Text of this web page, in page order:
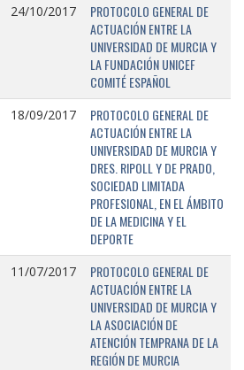
24/10/2017
PROTOCOLO GENERAL DE
ACTUACIÓN ENTRE LA
UNIVERSIDAD DE MURCIA Y
LA FUNDACIÓN UNICEF
COMITÉ ESPAÑOL
18/09/2017
PROTOCOLO GENERAL DE
ACTUACIÓN ENTRE LA
UNIVERSIDAD DE MURCIA Y
DRES. RIPOLL Y DE PRADO,
SOCIEDAD LIMITADA
PROFESIONAL, EN EL ÁMBITO
DE LA MEDICINA Y EL
DEPORTE
11/07/2017
PROTOCOLO GENERAL DE
ACTUACIÓN ENTRE LA
UNIVERSIDAD DE MURCIA Y
LA ASOCIACIÓN DE
ATENCIÓN TEMPRANA DE LA
REGIÓN DE MURCIA